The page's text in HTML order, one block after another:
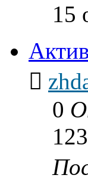
15
0